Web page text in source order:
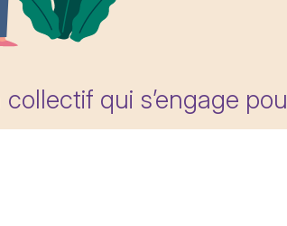
collectif qui s’engage